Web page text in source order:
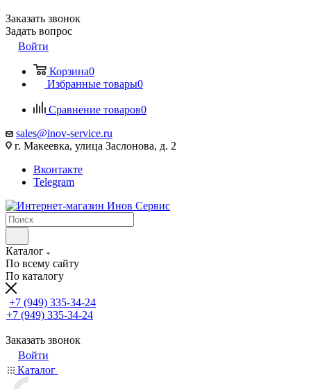
Заказать звонок
Задать вопрос
Войти
Корзина0
Избранные товары0
Сравнение товаров0
sales@inov-service.ru
г. Макеевка, улица Заслонова, д. 2
Вконтакте
Telegram
Каталог
По всему сайту
По каталогу
+7 (949) 335-34-24
+7 (949) 335-34-24
Заказать звонок
Войти
Каталог